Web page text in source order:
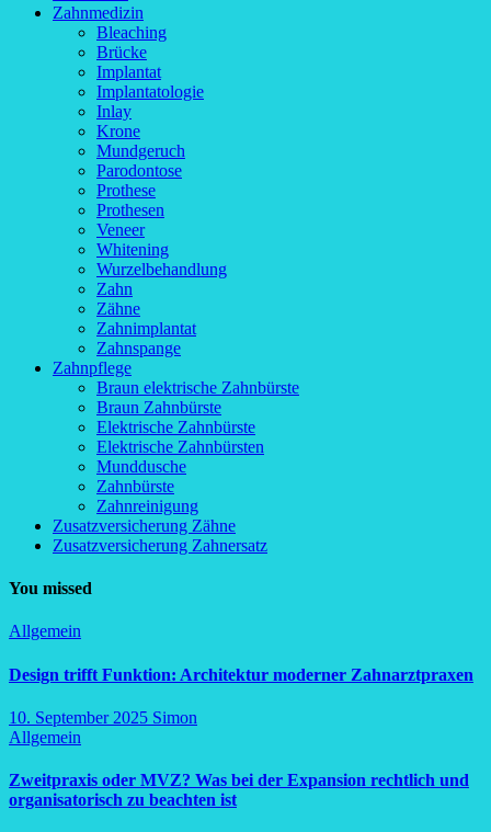
Zahnmedizin
Bleaching
Brücke
Implantat
Implantatologie
Inlay
Krone
Mundgeruch
Parodontose
Prothese
Prothesen
Veneer
Whitening
Wurzelbehandlung
Zahn
Zähne
Zahnimplantat
Zahnspange
Zahnpflege
Braun elektrische Zahnbürste
Braun Zahnbürste
Elektrische Zahnbürste
Elektrische Zahnbürsten
Munddusche
Zahnbürste
Zahnreinigung
Zusatzversicherung Zähne
Zusatzversicherung Zahnersatz
You missed
Allgemein
Design trifft Funktion: Architektur moderner Zahnarztpraxen
10. September 2025 Simon
Allgemein
Zweitpraxis oder MVZ? Was bei der Expansion rechtlich und
organisatorisch zu beachten ist